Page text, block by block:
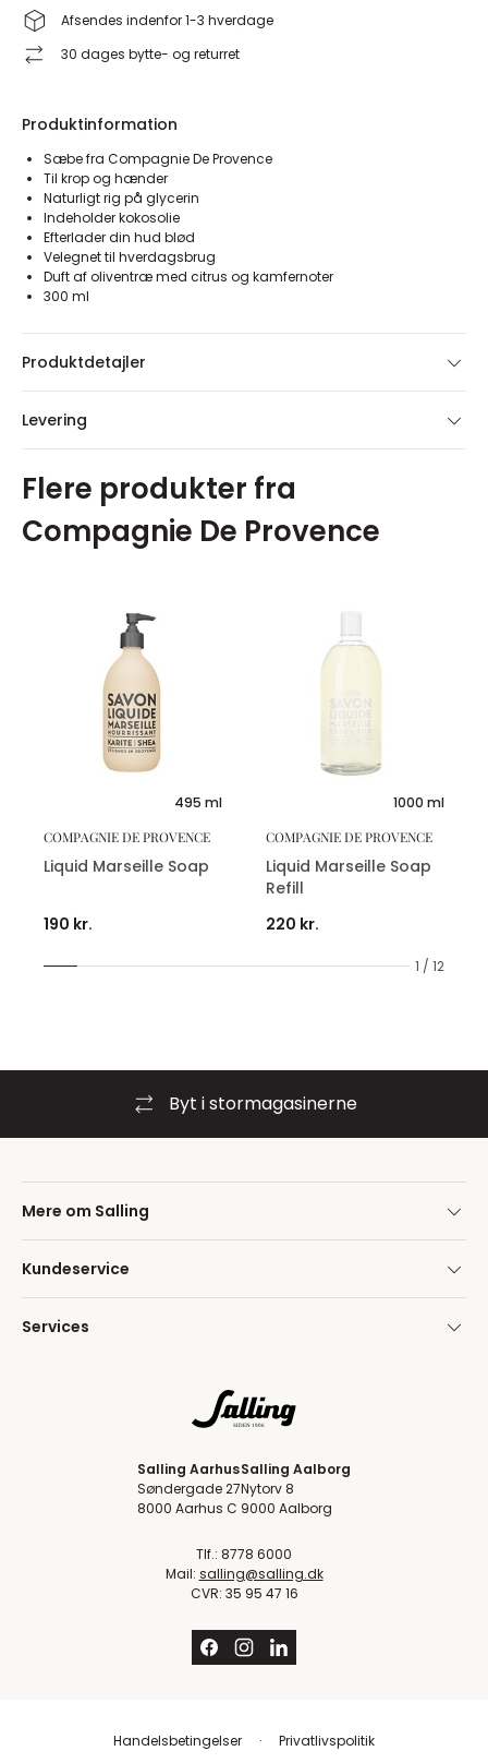
Afsendes indenfor 1-3 hverdage
30 dages bytte- og returret
Produktinformation
Sæbe fra Compagnie De Provence
Til krop og hænder
Naturligt rig på glycerin
Indeholder kokosolie
Efterlader din hud blød
Velegnet til hverdagsbrug
Duft af oliventræ med citrus og kamfernoter
300 ml
Produktdetajler
Levering
Flere produkter fra
Compagnie De Provence
1 / 12
495 ml
COMPAGNIE DE PROVENCE
Liquid Marseille Soap
190 kr.
1000 ml
COMPAGNIE DE PROVENCE
Liquid Marseille Soap
Refill
220 kr.
Byt i stormagasinerne
Mere om Salling
Kundeservice
Services
Salling Aarhus
Søndergade 27
8000 Aarhus C
Salling Aalborg
Nytorv 8
9000 Aalborg
Tlf.: 8778 6000
Mail: salling@salling.dk
CVR: 35 95 47 16
Handelsbetingelser Privatlivspolitik